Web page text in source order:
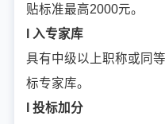
贴标准最高2000元。
l 入专家库
具有中级以上职称或同
标专家库。
l 投标加分